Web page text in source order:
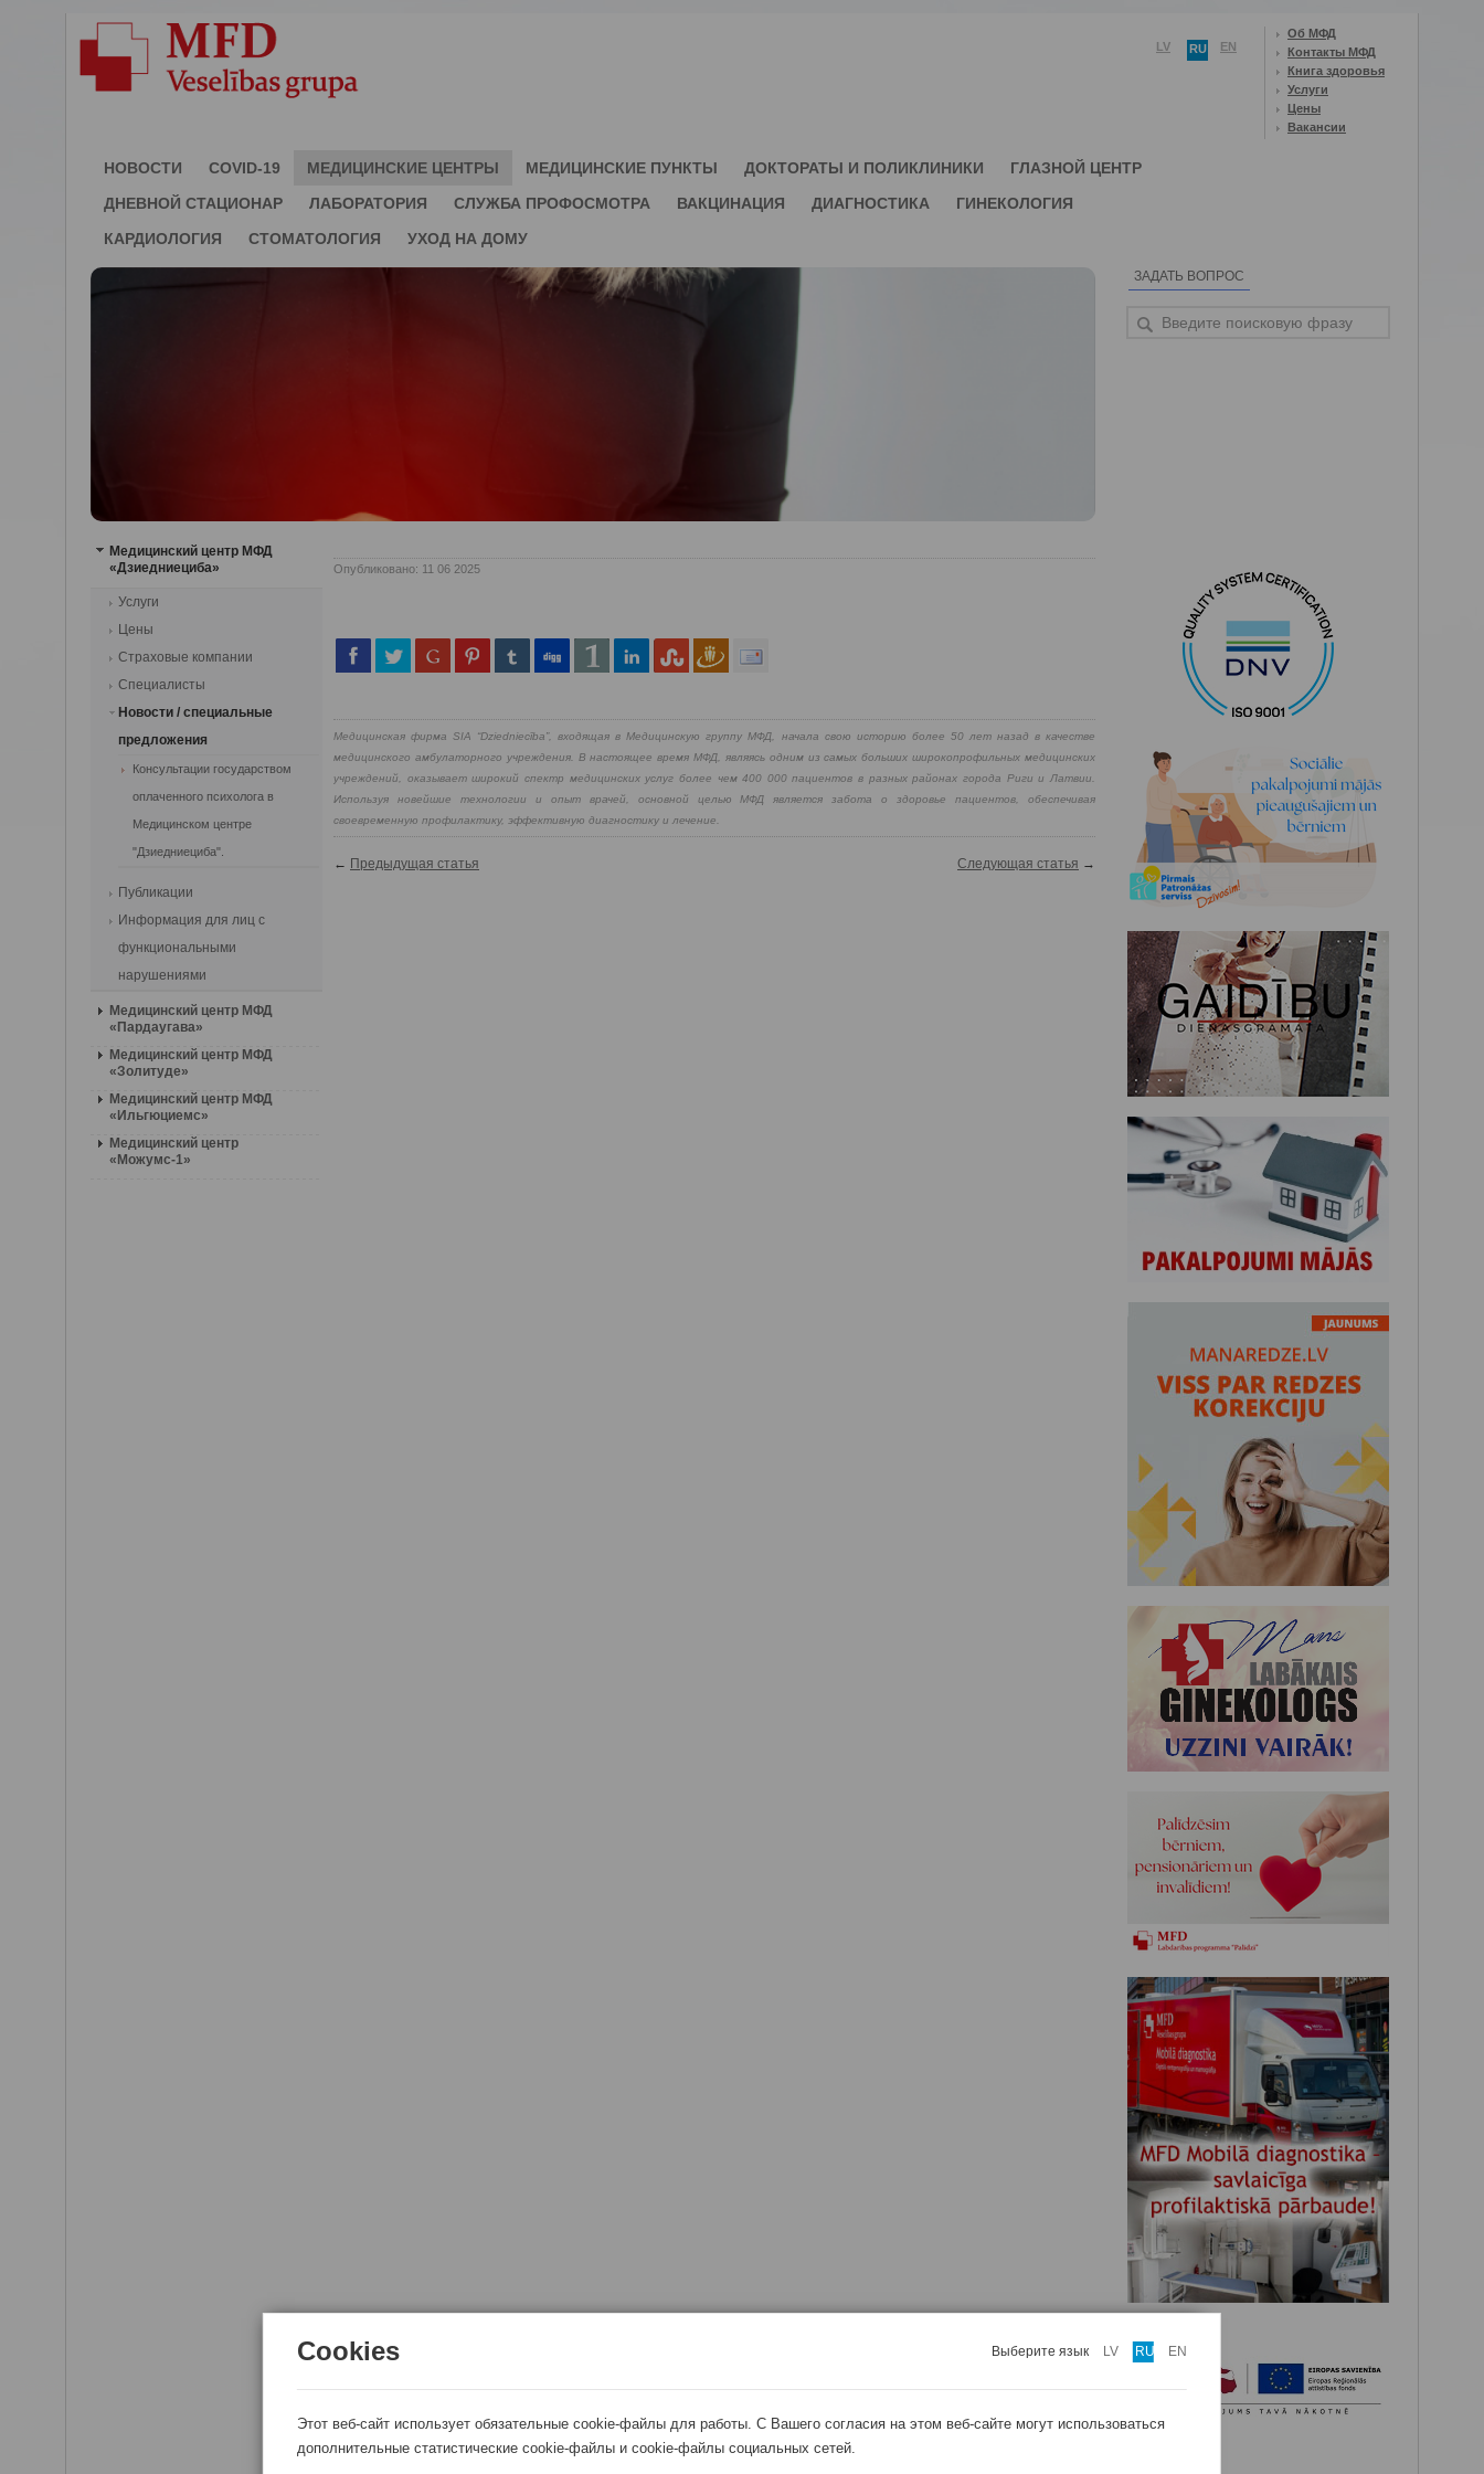
LV RU EN
Об МФД
Контакты МФД
Книга здоровья
Услуги
Цены
Вакансии
НОВОСТИ COVID-19 МЕДИЦИНСКИЕ ЦЕНТРЫ МЕДИЦИНСКИЕ ПУНКТЫ ДОКТОРАТЫ И ПОЛИКЛИНИКИ
ГЛАЗНОЙ ЦЕНТР
ДНЕВНОЙ СТАЦИОНАР
ЛАБОРАТОРИЯ СЛУЖБА ПРОФОСМОТРА ВАКЦИНАЦИЯ ДИАГНОСТИКА
ГИНЕКОЛОГИЯ
КАРДИОЛОГИЯ
СТОМАТОЛОГИЯ УХОД НА ДОМУ
ЗАДАТЬ ВОПРОС
Медицинский центр МФД
«Дзиедниециба»
Услуги
Цены
Страховые компании
Специалисты
Новости / cпециальные
предложения
Консультации государством
оплаченного психолога в
Медицинском центре
"Дзиедниециба".
Публикации
Информация для лиц с
функциональными
нарушениями
Медицинский центр МФД
«Пардаугава»
Медицинский центр МФД
«Золитуде»
Медицинский центр МФД
«Ильгюциемс»
Медицинский центр
«Moжумс-1»
Опубликовано: 11 06 2025
Медицинская фирма SIA “Dziedniecība”, входящая в Медицинскую группу МФД, начала свою историю более 50 лет назад в качестве
медицинского амбулаторного учреждения. В настоящее время МФД, являясь одним из самых больших широкопрофильных медицинских
учреждений, оказывает широкий спектр медицинских услуг более чем 400 000 пациентов в разных районах города Риги и Латвии.
Используя новейшие технологии и опыт врачей, основной целью МФД является забота о здоровье пациентов, обеспечивая
своевременную профилактику, эффективную диагностику и лечение.
← Предыдущая статья Следующая статья →
Cookies Выберите язык LV RU EN
Этот веб-сайт использует обязательные cookie-файлы для работы. С Вашего согласия на этом веб-сайте могут использоваться
дополнительные статистические cookie-файлы и cookie-файлы социальных сетей.